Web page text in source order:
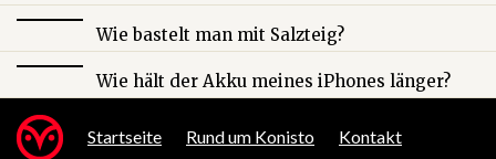
Wie bastelt man mit Salzteig?
Wie hält der Akku meines iPhones länger?
Startseite Rund um Konisto Kontakt